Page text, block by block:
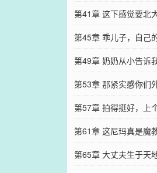
第41章 这下感觉要北
第45章 乖儿子，自己
第49章 奶奶从小告诉
第53章 那紧实感你们
第57章 拍得挺好，上
第61章 这尼玛真是魔
第65章 大丈夫生于天